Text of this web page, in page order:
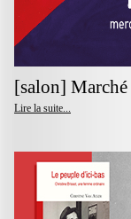
[salon] Marché
Lire la suite...